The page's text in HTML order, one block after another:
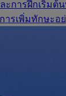
ะการฝึกเริ่มต้
รเพิ่มทักษะอย่